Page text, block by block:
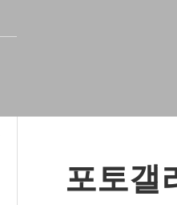
포토갤